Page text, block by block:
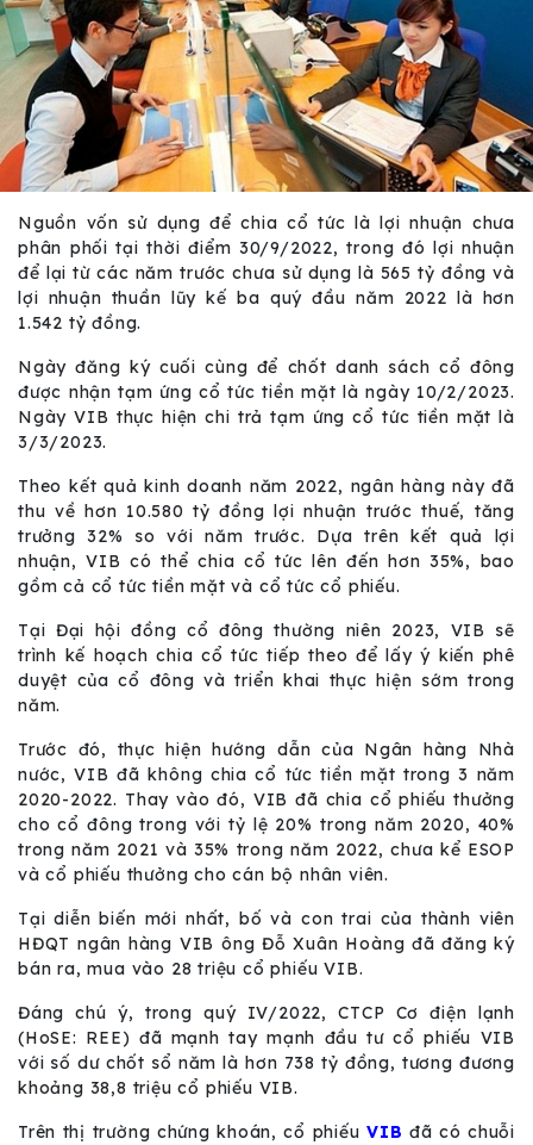
Nguồn vốn sử dụng để chia cổ tức là lợi nhuận chưa
phân phối tại thời điểm 30/9/2022, trong đó lợi nhuận
để lại từ các năm trước chưa sử dụng là 565 tỷ đồng và
lợi nhuận thuần lũy kế ba quý đầu năm 2022 là hơn
1.542 tỷ đồng.
Ngày đăng ký cuối cùng để chốt danh sách cổ đông
được nhận tạm ứng cổ tức tiền mặt là ngày 10/2/2023.
Ngày VIB thực hiện chi trả tạm ứng cổ tức tiền mặt là
3/3/2023.
Theo kết quả kinh doanh năm 2022, ngân hàng này đã
thu về hơn 10.580 tỷ đồng lợi nhuận trước thuế, tăng
trưởng 32% so với năm trước. Dựa trên kết quả lợi
nhuận, VIB có thể chia cổ tức lên đến hơn 35%, bao
gồm cả cổ tức tiền mặt và cổ tức cổ phiếu.
Tại Đại hội đồng cổ đông thường niên 2023, VIB sẽ
trình kế hoạch chia cổ tức tiếp theo để lấy ý kiến phê
duyệt của cổ đông và triển khai thực hiện sớm trong
năm.
Trước đó, thực hiện hướng dẫn của Ngân hàng Nhà
nước, VIB đã không chia cổ tức tiền mặt trong 3 năm
2020-2022. Thay vào đó, VIB đã chia cổ phiếu thưởng
cho cổ đông trong với tỷ lệ 20% trong năm 2020, 40%
trong năm 2021 và 35% trong năm 2022, chưa kể ESOP
và cổ phiếu thưởng cho cán bộ nhân viên.
Tại diễn biến mới nhất, bố và con trai của thành viên
HĐQT ngân hàng VIB ông Đỗ Xuân Hoàng đã đăng ký
bán ra, mua vào 28 triệu cổ phiếu VIB.
Đáng chú ý, trong quý IV/2022, CTCP Cơ điện lạnh
(HoSE: REE) đã mạnh tay mạnh đầu tư cổ phiếu VIB
với số dư chốt sổ năm là hơn 738 tỷ đồng, tương đương
khoảng 38,8 triệu cổ phiếu VIB.
Trên thị trường chứng khoán, cổ phiếuVIB đã có chuỗi